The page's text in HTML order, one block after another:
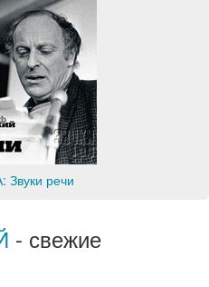
речи
- свежие